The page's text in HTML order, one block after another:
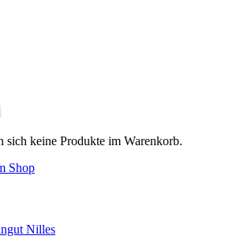
sich keine Produkte im Warenkorb.
Shop